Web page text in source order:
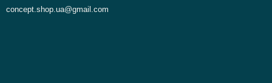
concept.shop.ua@gmail.com